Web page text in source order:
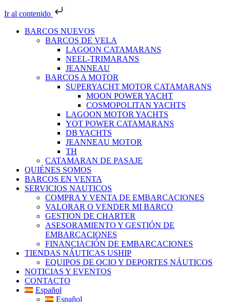
Ir al contenido
BARCOS NUEVOS
BARCOS DE VELA
LAGOON CATAMARANS
NEEL-TRIMARANS
JEANNEAU
BARCOS A MOTOR
SUPERYACHT MOTOR CATAMARANS
MOON POWER YACHT
COSMOPOLITAN YACHTS
LAGOON MOTOR YACHTS
YOT POWER CATAMARANS
DB YACHTS
JEANNEAU MOTOR
TH
CATAMARAN DE PASAJE
QUIÉNES SOMOS
BARCOS EN VENTA
SERVICIOS NAUTICOS
COMPRA Y VENTA DE EMBARCACIONES
VALORAR O VENDER MI BARCO
GESTION DE CHARTER
ASESORAMIENTO Y GESTIÓN DE
EMBARCACIONES
FINANCIACIÓN DE EMBARCACIONES
TIENDAS NÁUTICAS USHIP
EQUIPOS DE OCIO Y DEPORTES NÁUTICOS
NOTICIAS Y EVENTOS
CONTACTO
Español
Español